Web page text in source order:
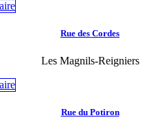
Rue des Cordes
Les Magnils-Reigniers
Rue du Potiron